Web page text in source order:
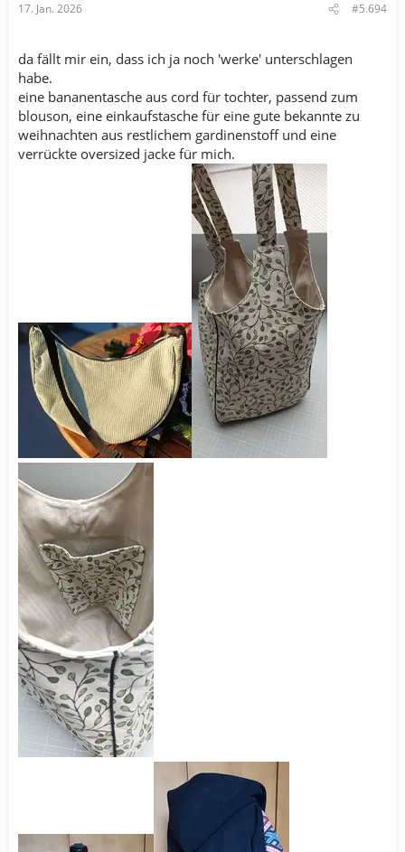
:
17. Jan. 2026 #5.694
da fällt mir ein, dass ich ja noch 'werke' unterschlagen
habe.
eine bananentasche aus cord für tochter, passend zum
blouson, eine einkaufstasche für eine gute bekannte zu
weihnachten aus restlichem gardinenstoff und eine
verrückte oversized jacke für mich.